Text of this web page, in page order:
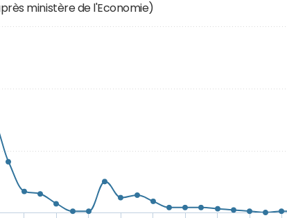
ministère de l'Economie)